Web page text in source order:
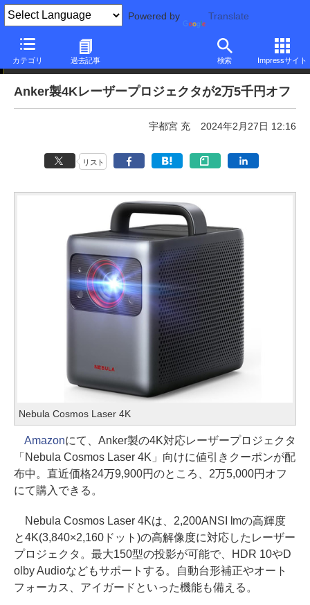
Powered by Translate
カテゴリ 過去記事 検索 Impressサイト
本日みつけたお買い得品
Anker製4Kレーザープロジェクタが2万5千円オフ
宇都宮 充 2024年2月27日 12:16
リスト
Nebula Cosmos Laser 4K
Amazonにて、Anker製の4K対応レーザープロジェクタ
「Nebula Cosmos Laser 4K」向けに値引きクーポンが配
布中。直近価格24万9,900円のところ、2万5,000円オフ
にて購入できる。
Nebula Cosmos Laser 4Kは、2,200ANSI lmの高輝度
と4K(3,840×2,160ドット)の高解像度に対応したレーザー
プロジェクタ。最大150型の投影が可能で、HDR 10やD
olby Audioなどもサポートする。自動台形補正やオート
フォーカス、アイガードといった機能も備える。